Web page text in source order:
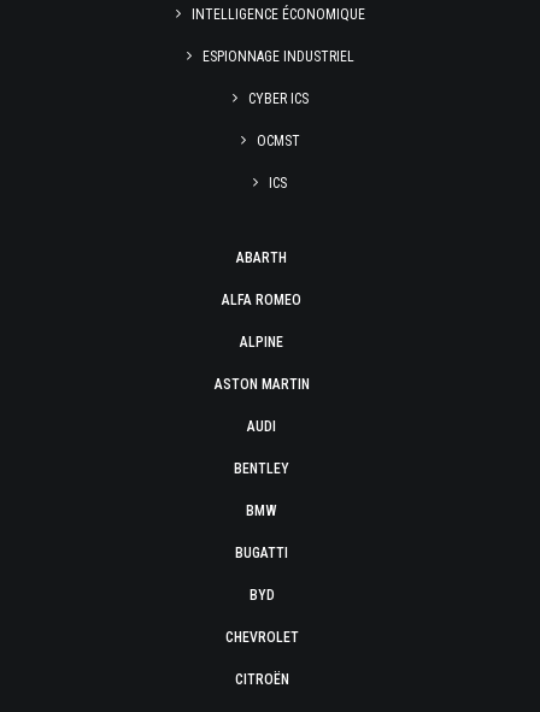
INTELLIGENCE ÉCONOMIQUE
ESPIONNAGE INDUSTRIEL
CYBER ICS
OCMST
ICS
ABARTH
ALFA ROMEO
ALPINE
ASTON MARTIN
AUDI
BENTLEY
BMW
BUGATTI
BYD
CHEVROLET
CITROËN